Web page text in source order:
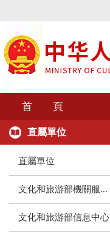
首 頁
直屬單位
直屬單位
文化和旅游部機關服...
文化和旅游部信息中心